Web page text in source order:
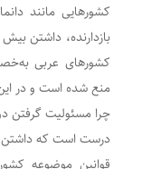
کشورهایی مانند
بازدارنده، داشتن
کشورهای عربی
منع شده است و در
چرا مسئولیت گرفتن
درست است که داشتن
قوانین موضوعه